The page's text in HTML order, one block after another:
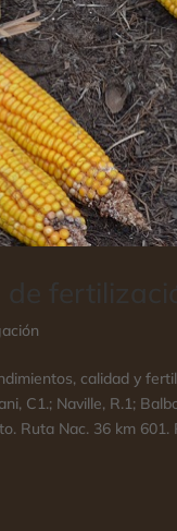
calidad y
C1.; Naville, R.1;
Ruta Nac. 36 km 601.